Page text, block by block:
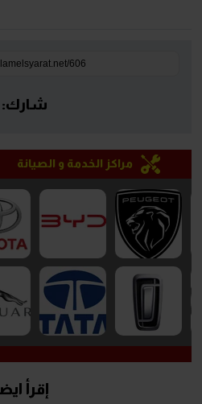
شارك:
مراكز الخدمة و الصيانة
إقرأ